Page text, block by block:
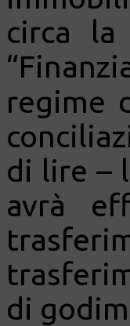
circa
regime
di lire –
avrà
di